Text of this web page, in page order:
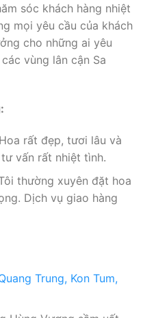
sóc khách hàng nhiệt
mọi yêu cầu của khách
cho những ai yêu
vùng lân cận Sa
rất đẹp, tươi lâu và
vấn rất nhiệt tình.
thường xuyên đặt hoa
Dịch vụ giao hàng
Trung, Kon Tum,